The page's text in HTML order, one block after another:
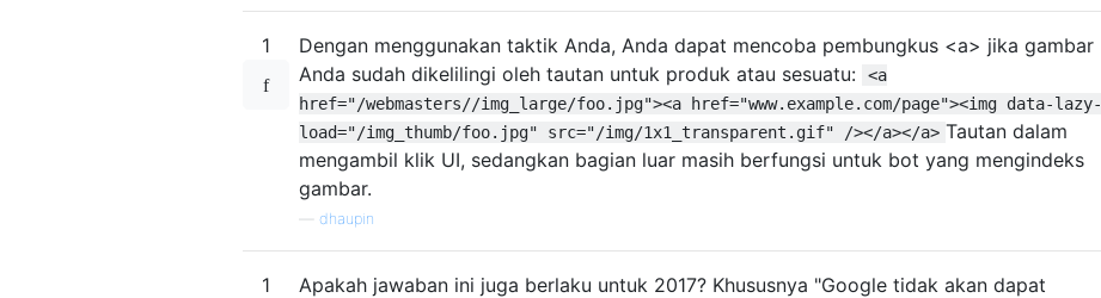
1
Dengan menggunakan taktik Anda, Anda dapat mencoba pembungkus <a> jika gambar
Anda sudah dikelilingi oleh tautan untuk produk atau sesuatu:
<a
href="/webmasters//img_large/foo.jpg"><a href="www.example.com/page"><img data-lazy-
load="/img_thumb/foo.jpg" src="/img/1x1_transparent.gif" /></a></a> Tautan dalam
mengambil klik UI, sedangkan bagian luar masih berfungsi untuk bot yang mengindeks
gambar.
dhaupin
1
Apakah jawaban ini juga berlaku untuk 2017? Khususnya "Google tidak akan dapat